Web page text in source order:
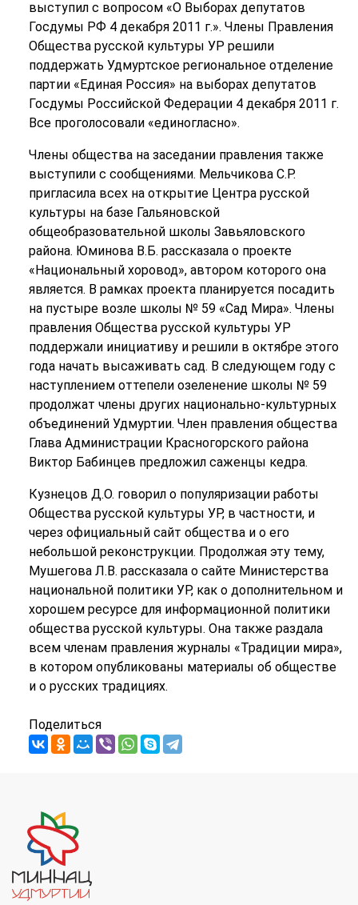
выступил с вопросом «О Выборах депутатов
Госдумы РФ 4 декабря 2011 г.». Члены Правления
Общества русской культуры УР решили
поддержать Удмуртское региональное отделение
партии «Единая Россия» на выборах депутатов
Госдумы Российской Федерации 4 декабря 2011 г.
Все проголосовали «единогласно».
Члены общества на заседании правления также
выступили с сообщениями. Мельчикова С.Р.
пригласила всех на открытие Центра русской
культуры на базе Гальяновской
общеобразовательной школы Завьяловского
района. Юминова В.Б. рассказала о проекте
«Национальный хоровод», автором которого она
является. В рамках проекта планируется посадить
на пустыре возле школы № 59 «Сад Мира». Члены
правления Общества русской культуры УР
поддержали инициативу и решили в октябре этого
года начать высаживать сад. В следующем году с
наступлением оттепели озеленение школы № 59
продолжат члены других национально-культурных
объединений Удмуртии. Член правления общества
Глава Администрации Красногорского района
Виктор Бабинцев предложил саженцы кедра.
Кузнецов Д.О. говорил о популяризации работы
Общества русской культуры УР, в частности, и
через официальный сайт общества и о его
небольшой реконструкции. Продолжая эту тему,
Мушегова Л.В. рассказала о сайте Министерства
национальной политики УР, как о дополнительном и
хорошем ресурсе для информационной политики
общества русской культуры. Она также раздала
всем членам правления журналы «Традиции мира»,
в котором опубликованы материалы об обществе
и о русских традициях.
Поделиться